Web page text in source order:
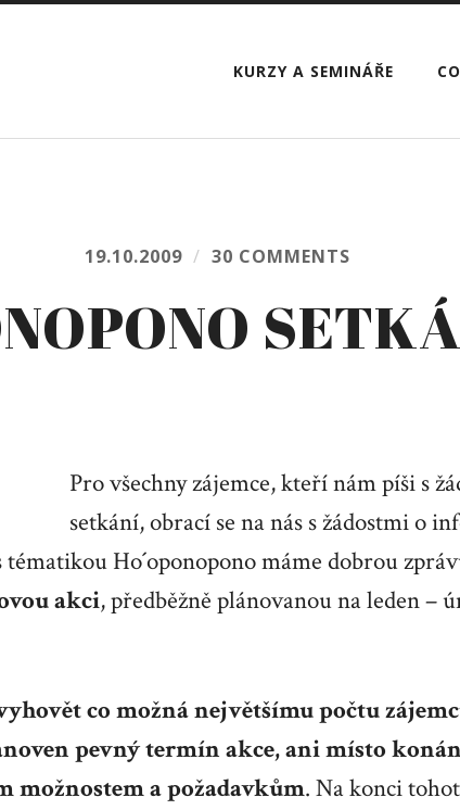
KURZY A SEMINÁŘE
19.10.2009 / 30 COMMENTS
Pro všechny zájemce, kteří nám píši s
setkání, obrací se na nás s žádostmi o
Ho´oponopono máme dobrou
akci, předběžně plánovanou na leden –
co možná největšímu počtu
pevný termín akce, ani místo
možnostem a požadavkům. Na konci